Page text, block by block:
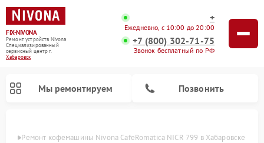
FIX-NIVONA
Ремонт устройств Nivona
Специализированный
cервисный центр г.
Хабаровск
+
Ежедневно, с 10:00 до 20:00
+7 (800) 302-71-75
Звонок бесплатный по РФ
Мы ремонтируем Позвонить
Ремонт кофемашины Nivona CafeRomatica NICR 799 в Хабаровске